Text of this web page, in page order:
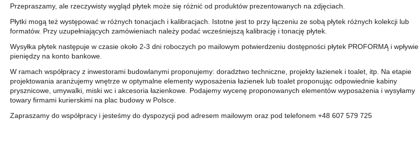
Przepraszamy, ale rzeczywisty wygląd płytek może się różnić od produktów prezentowanych na zdjęciach.
Płytki mogą też występować w różnych tonacjach i kalibracjach. Istotne jest to przy łączeniu ze sobą płytek różnych kolekcji lub
formatów. Przy uzupełniających zamówieniach należy podać wcześniejszą kalibrację i tonację płytek.
Wysyłka płytek następuje w czasie około 2-3 dni roboczych po mailowym potwierdzeniu dostępności płytek PROFORMĄ i wpływie
pieniędzy na konto bankowe.
W ramach współpracy z inwestorami budowlanymi proponujemy: doradztwo techniczne, projekty łazienek i toalet, itp. Na etapie
projektowania aranżujemy wnętrze w optymalne elementy wyposażenia łazienek lub toalet proponując odpowiednie kabiny
prysznicowe, umywalki, miski wc i akcesoria łazienkowe. Podajemy wycenę proponowanych elementów wyposażenia i wysyłamy
towary firmami kurierskimi na plac budowy w Polsce.
Zapraszamy do współpracy i jesteśmy do dyspozycji pod adresem mailowym oraz pod telefonem +48 607 579 725